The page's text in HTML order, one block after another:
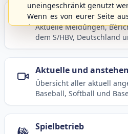
Berichte und
Aktuelle Meldungen,
dem S/HBV, Deutschland
Aktuelle und
Übersicht aller aktuell
Baseball, Softball und
Spielbetrieb
uneingeschränkt genutzt
Wenn es von eurer Seite
Anregungen geben
gerne an die
schicken.